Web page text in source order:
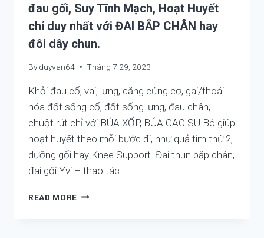
THUỐC:
X5,
X10
HIỆU
CHỮA
CƠ
SỞ
MATXA,
SPA,
DƯỠNG
SINH
VÀ
TỰ
đau gối, Suy Tĩnh Mạch, Hoạt Huyết
chỉ duy nhất với ĐAI BẮP CHÂN hay
đôi dây chun.
By duyvan64 Tháng 7 29, 2023
Khỏi đau cổ, vai, lưng, căng cứng cơ, gai/thoái
hóa đốt sống cổ, đốt sống lưng, đau chân,
chuột rút chỉ với BÚA XỐP, BÚA CAO SU Bó giúp
hoạt huyết theo mỗi bước đi, như quả tim thứ 2,
dưỡng gối hay Knee Support. Đai thun bắp chân,
đai gối Yvi – thao tác…
READ MORE KHỎI